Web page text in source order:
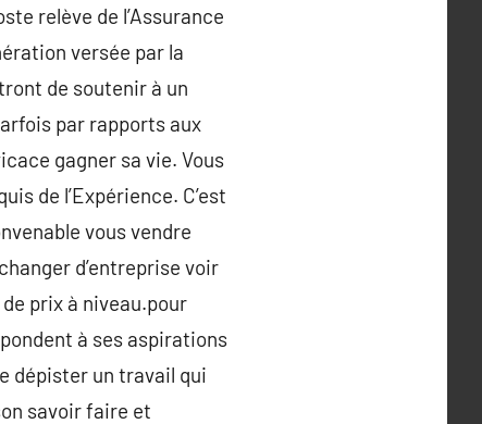
relève de l’Assurance
versée par la
de soutenir à un
par rapports aux
gagner sa vie. Vous
de l’Expérience. C’est
vous vendre
d’entreprise voir
prix à niveau.pour
à ses aspirations
dépister un travail qui
savoir faire et